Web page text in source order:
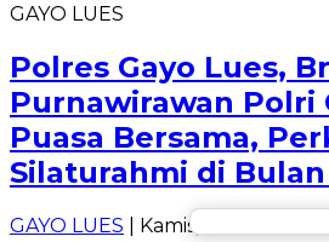
GAYO LUES
Polres Gayo Lues,
Purnawirawan Polri
Puasa Bersama,
Silaturahmi di Bulan
GAYO LUES | Kamis, 12 Maret